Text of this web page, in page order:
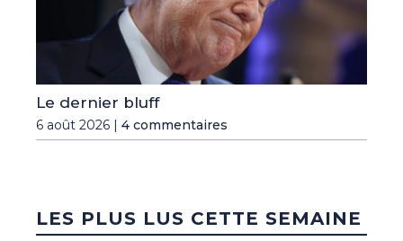
Le dernier bluff
6 août 2026 | 4 commentaires
LES PLUS LUS CETTE SEMAINE